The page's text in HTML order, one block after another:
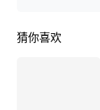
猜你喜欢